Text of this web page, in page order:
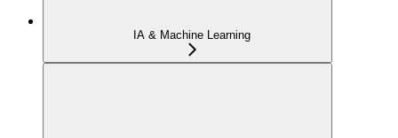
IA & Machine Learning